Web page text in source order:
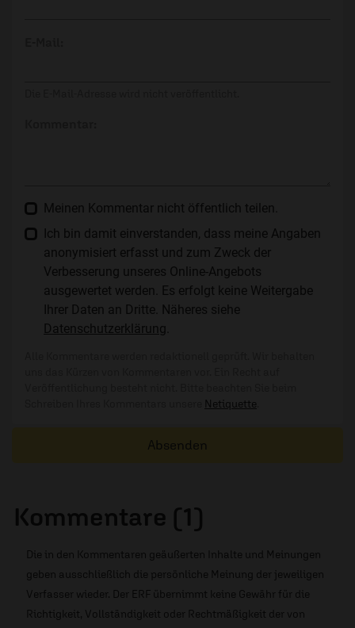
Meinen Kommentar nicht öffentlich teilen.
Ich bin damit einverstanden, dass meine Angaben
anonymisiert erfasst und zum Zweck der
Verbesserung unseres Online-Angebots
ausgewertet werden. Es erfolgt keine Weitergabe
Ihrer Daten an Dritte. Näheres siehe
Datenschutzerklärung
Netiquette
Absenden
Kommentare (1)
Die in den Kommentaren geäußerten Inhalte und Meinungen
geben ausschließlich die persönliche Meinung der jeweiligen
Verfasser wieder. Der ERF übernimmt keine Gewähr für die
Richtigkeit, Vollständigkeit oder Rechtmäßigkeit der von